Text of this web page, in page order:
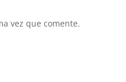
vez que comente.